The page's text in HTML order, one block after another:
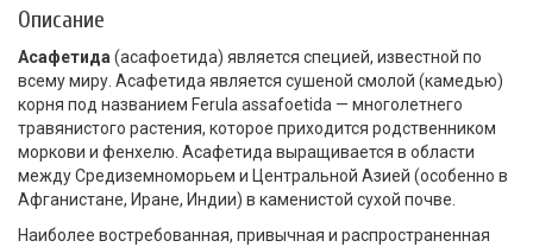
Описание
Асафетида (асафоетида) является специей, известной по
всему миру. Асафетида является сушеной смолой (камедью)
корня под названием Ferula assafoetida — многолетнего
травянистого растения, которое приходится родственником
моркови и фенхелю. Асафетида выращивается в области
между Средиземноморьем и Центральной Азией (особенно в
Афганистане, Иране, Индии) в каменистой сухой почве.
Наиболее востребованная, привычная и распространенная